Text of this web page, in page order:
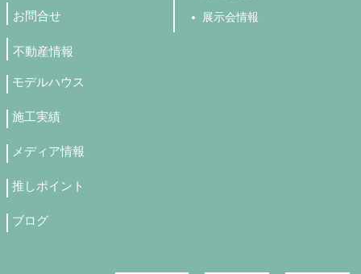
お問合せ
不動産情報
展示会情報
モデルハウス
施工実績
メディア情報
推しポイント
ブログ